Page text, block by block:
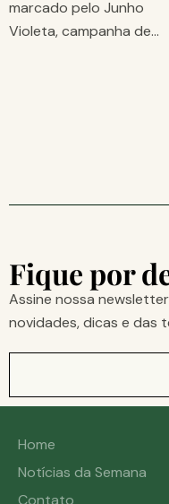
marcado pelo Junho
Violeta, campanha de…
Fique por
Assine nossa
novidades, dicas e das
Home
Notícias da Semana
Contato